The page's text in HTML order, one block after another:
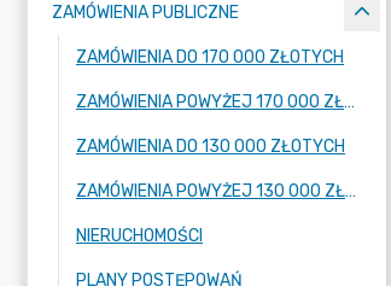
ZAMÓWIENIA PUBLICZNE
ZAMÓWIENIA DO 170 000 ZŁOTYCH
ZAMÓWIENIA POWYŻEJ 170 000 ZŁOTYCH
ZAMÓWIENIA DO 130 000 ZŁOTYCH
ZAMÓWIENIA POWYŻEJ 130 000 ZŁOTYCH
NIERUCHOMOŚCI
PLANY POSTĘPOWAŃ